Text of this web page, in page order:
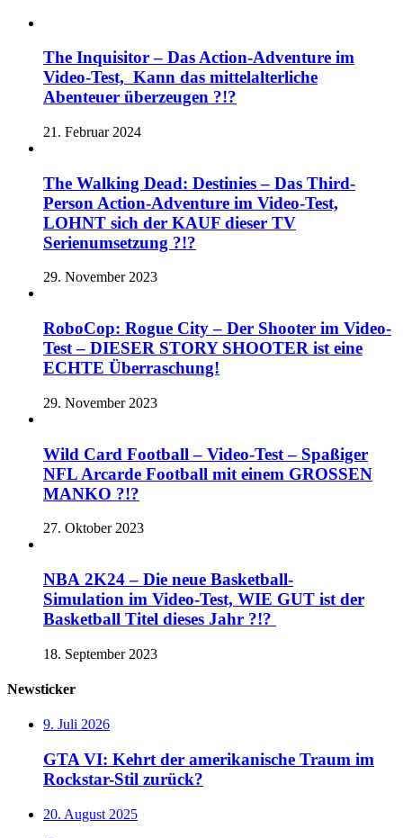
The Inquisitor – Das Action-Adventure im
Video-Test, Kann das mittelalterliche
Abenteuer überzeugen ?!?
21. Februar 2024
The Walking Dead: Destinies – Das Third-
Person Action-Adventure im Video-Test,
LOHNT sich der KAUF dieser TV
Serienumsetzung ?!?
29. November 2023
RoboCop: Rogue City – Der Shooter im Video-
Test – DIESER STORY SHOOTER ist eine
ECHTE Überraschung!
29. November 2023
Wild Card Football – Video-Test – Spaßiger
NFL Arcarde Football mit einem GROSSEN
MANKO ?!?
27. Oktober 2023
NBA 2K24 – Die neue Basketball-
Simulation im Video-Test, WIE GUT ist der
Basketball Titel dieses Jahr ?!?
18. September 2023
Newsticker
9. Juli 2026
GTA VI: Kehrt der amerikanische Traum im
Rockstar-Stil zurück?
20. August 2025